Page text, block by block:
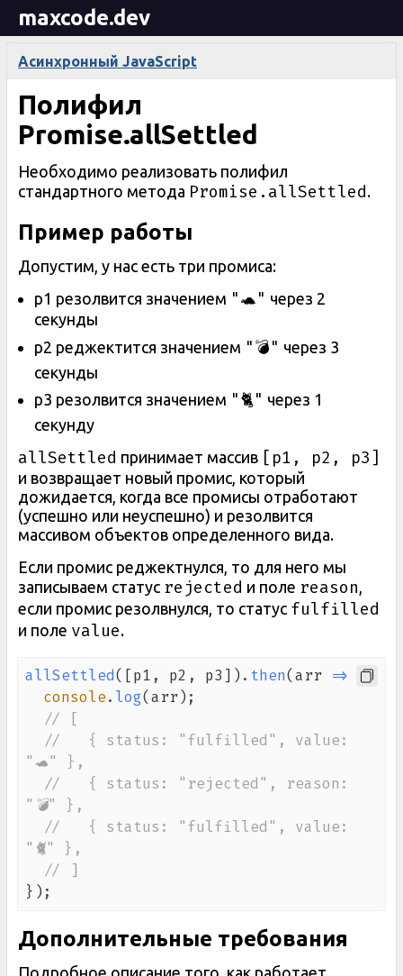
maxcode.dev
Асинхронный JavaScript
Полифил
Promise.allSettled
Необходимо реализовать полифил
стандартного метода Promise.allSettled.
Пример работы
Допустим, у нас есть три промиса:
p1 резолвится значением "🐢" через 2
секунды
p2 реджектится значением "💣" через 3
секунды
p3 резолвится значением "🐈" через 1
секунду
allSettled принимает массив [p1, p2, p3]
и возвращает новый промис, который
дожидается, когда все промисы отработают
(успешно или неуспешно) и резолвится
массивом объектов определенного вида.
Если промис реджектнулся, то для него мы
записываем статус rejected и поле reason
если промис резолвнулся, то статус fulfilled
и поле value.
allSettled( [p1 , p2 , p3 ] ) . then(arr =>
{
console. log(arr) ;
// [
//   { status: "fulfilled", value:
"🐢" },
//   { status: "rejected", reason:
"💣" },
//   { status: "fulfilled", value:
"🐈" },
// ]
} ) ;
Дополнительные требования